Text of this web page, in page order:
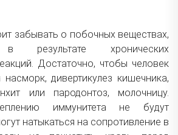
забывать о побочных веществах,
в результате хронических
Достаточно, чтобы человек
дивертикулез кишечника,
или пародонтоз, молочницу.
иммунитета не будут
натыкаться на сопротивление в